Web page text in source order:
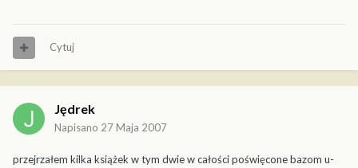
Cytuj
Jędrek
Napisano 27 Maja 2007
przejrzałem kilka książek w tym dwie w całości poświęcone bazom u-